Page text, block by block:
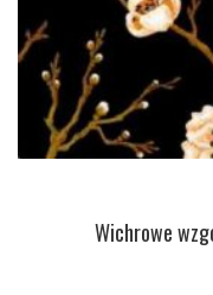
Wichrowe